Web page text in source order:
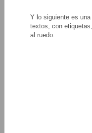
Y lo siguiente es
textos, con
al ruedo.